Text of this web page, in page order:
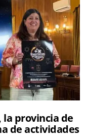
la provincia de
de actividades